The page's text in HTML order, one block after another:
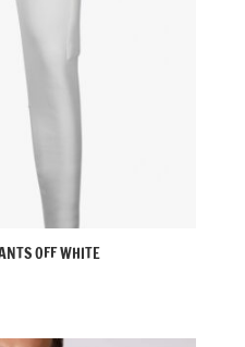
OFF WHITE